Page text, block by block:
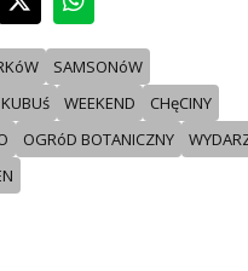
SAMSONóW
WEEKEND
CHęCINY
OGRóD BOTANICZNY